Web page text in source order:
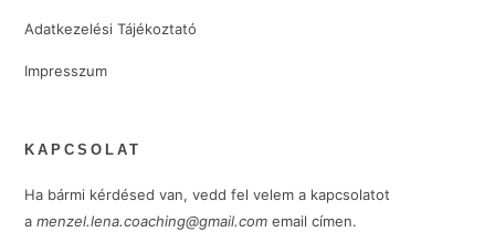
Adatkezelési Tájékoztató
Impresszum
KAPCSOLAT
Ha bármi kérdésed van, vedd fel velem a kapcsolatot
amenzel.lena.coaching@gmail.com email címen.